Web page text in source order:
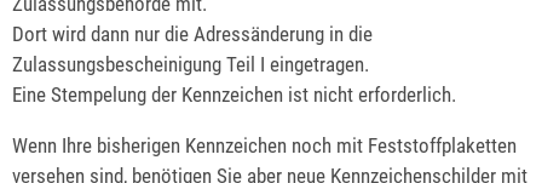
Dort wird dann nur die Adressänderung in die
Zulassungsbescheinigung Teil I eingetragen.
Eine Stempelung der Kennzeichen ist nicht erforderlich.
Wenn Ihre bisherigen Kennzeichen noch mit Feststoffplaketten
versehen sind, benötigen Sie aber neue Kennzeichenschilder mit